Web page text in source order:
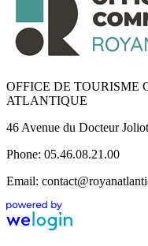
OFFICE DE TOURISME
ATLANTIQUE
46 Avenue du Docteur
Phone: 05.46.08.21.00
Email: